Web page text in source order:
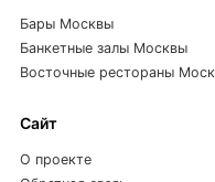
Бары Москвы
Банкетные залы Москвы
Восточные рестораны
Сайт
О проекте